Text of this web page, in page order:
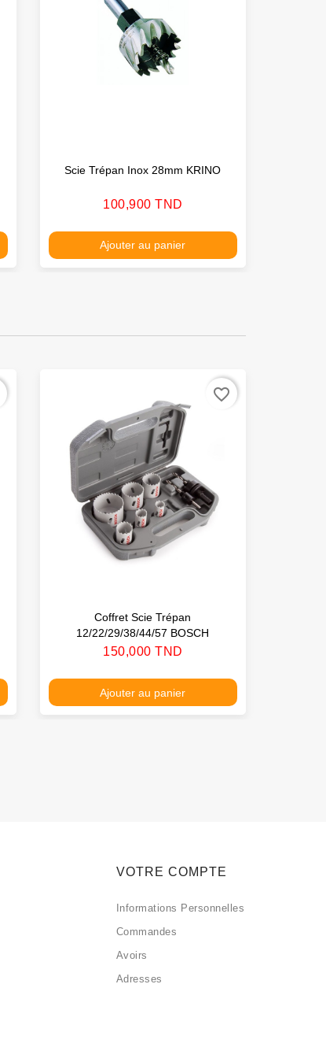
Scie Trépan Inox 28mm KRINO
Prix
100,900 TND
Ajouter au panier
Coffret Scie Trépan
12/22/29/38/44/57 BOSCH
Prix
150,000 TND
Ajouter au panier
favorite_border
VOTRE COMPTE
Informations Personnelles
Commandes
Avoirs
Adresses